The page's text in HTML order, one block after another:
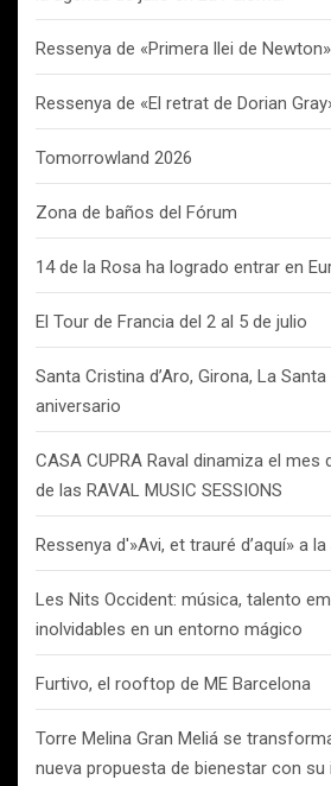
Ressenya de «Primera llei de
Ressenya de «El retrat de Dorian
Tomorrowland 2026
Zona de baños del Fórum
14 de la Rosa ha logrado entrar en
El Tour de Francia del 2 al 5 de julio
Santa Cristina d’Aro, Girona, La
aniversario
CASA CUPRA Raval dinamiza el mes
de las RAVAL MUSIC SESSIONS
Ressenya d'»Avi, et trauré d’aquí» a
Les Nits Occident: música, talento
inolvidables en un entorno mágico
Furtivo, el rooftop de ME Barcelona
Torre Melina Gran Meliá se
nueva propuesta de bienestar con